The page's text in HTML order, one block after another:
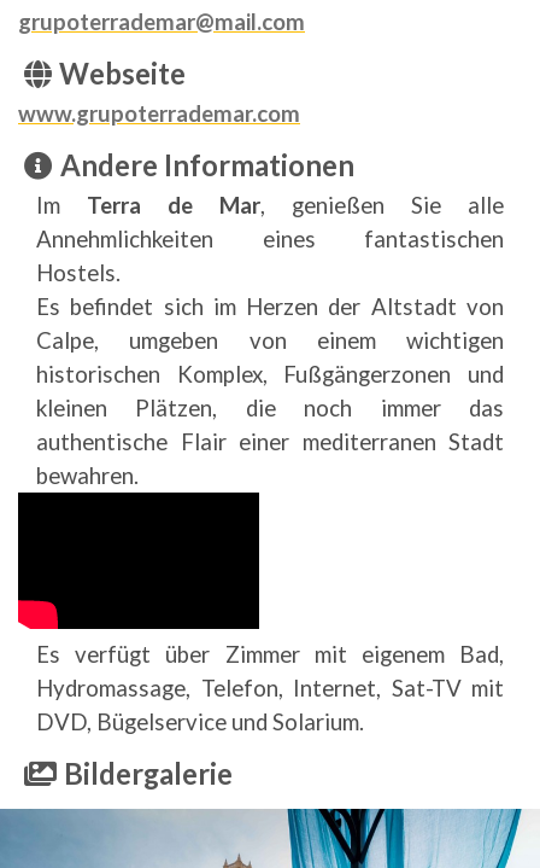
grupoterrademar@mail.com
Webseite
www.grupoterrademar.com
Andere Informationen
Im Terra de Mar, genießen Sie alle
Annehmlichkeiten eines fantastischen
Hostels.
Es befindet sich im Herzen der Altstadt von
Calpe, umgeben von einem wichtigen
historischen Komplex, Fußgängerzonen und
kleinen Plätzen, die noch immer das
authentische Flair einer mediterranen Stadt
bewahren.
Es verfügt über Zimmer mit eigenem Bad,
Hydromassage, Telefon, Internet, Sat-TV mit
DVD, Bügelservice und Solarium.
Bildergalerie